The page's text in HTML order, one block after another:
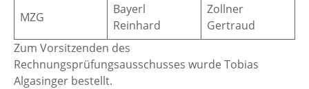
MZG
Bayerl
Reinhard
Zollner
Gertraud
Zum Vorsitzenden des
Rechnungsprüfungsausschusses wurde Tobias
Algasinger bestellt.